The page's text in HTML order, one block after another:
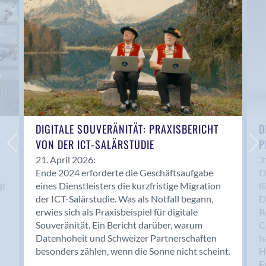
Anwil
Appenzell
Au SG
Baar
Baden
Balsthal
Balzers
Basel
Bassersdorf
Belp
Bendern
Benken (SG)
Bergdietikon
Berlin
Bern
Bern - Liebefeld
DIGITALE SOUVERÄNITÄT: PRAXISBERICHT
VON DER ICT-SALÄRSTUDIE
21. April 2026:
Ende 2024 erforderte die Geschäftsaufgabe
eines Dienstleisters die kurzfristige Migration
der ICT-Salärstudie. Was als Notfall begann,
erwies sich als Praxisbeispiel für digitale
Souveränität. Ein Bericht darüber, warum
Datenhoheit und Schweizer Partnerschaften
besonders zählen, wenn die Sonne nicht scheint.